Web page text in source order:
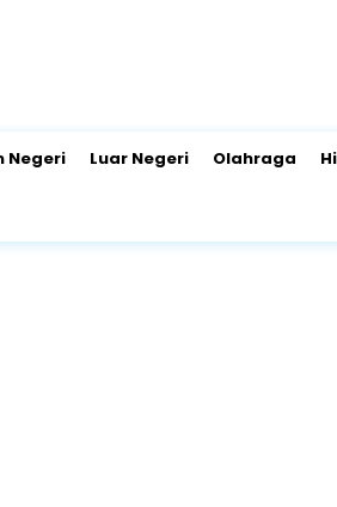
Negeri Luar Negeri Olahraga